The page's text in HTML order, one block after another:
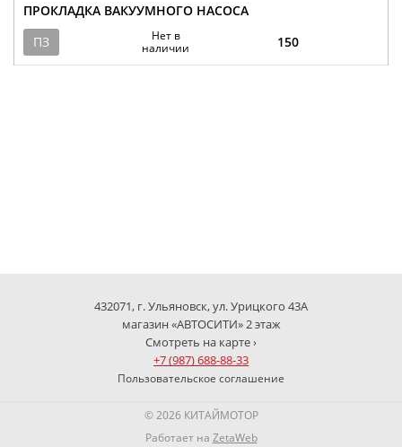
ПРОКЛАДКА ВАКУУМНОГО НАСОСА
ПЗ
Нет в
наличии
150
432071, г. Ульяновск, ул. Урицкого 43А
магазин «АВТОСИТИ» 2 этаж
Смотреть на карте ›
+7 (987) 688-88-33
Пользовательское соглашение
© 2026 КИТАЙМОТОР
Работает на ZetaWeb